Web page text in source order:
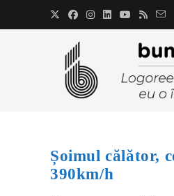
Șoimul călător,
390km/h